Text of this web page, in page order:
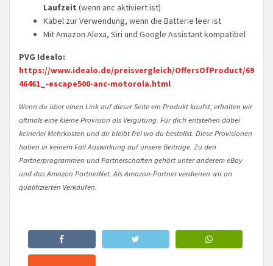
Laufzeit (wenn anc aktiviert ist)
Kabel zur Verwendung, wenn die Batterie leer ist
Mit Amazon Alexa, Siri und Google Assistant kompatibel
PVG Idealo:
https://www.idealo.de/preisvergleich/OffersOfProduct/69
46461_-escape500-anc-motorola.html
Wenn du über einen Link auf dieser Seite ein Produkt kaufst, erhalten wir
oftmals eine kleine Provision als Vergütung. Für dich entstehen dabei
keinerlei Mehrkosten und dir bleibt frei wo du bestellst. Diese Provisionen
haben in keinem Fall Auswirkung auf unsere Beiträge. Zu den
Partnerprogrammen und Partnerschaften gehört unter anderem eBay
und das Amazon PartnerNet. Als Amazon-Partner verdienen wir an
qualifizierten Verkäufen.